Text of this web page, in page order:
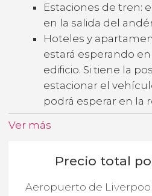
Estaciones de tren:
en la salida del
Hoteles y
estará esperando
edificio. Si tiene la
estacionar el
podrá esperar en la
Ver más
Precio total
Aeropuerto de